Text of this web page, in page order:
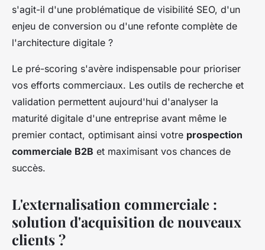
s'agit-il d'une problématique de visibilité SEO, d'un
enjeu de conversion ou d'une refonte complète de
l'architecture digitale ?
Le pré-scoring s'avère indispensable pour prioriser
vos efforts commerciaux. Les outils de recherche et
validation permettent aujourd'hui d'analyser la
maturité digitale d'une entreprise avant même le
premier contact, optimisant ainsi votre prospection
commerciale B2B et maximisant vos chances de
succès.
L'externalisation commerciale :
solution d'acquisition de nouveaux
clients ?